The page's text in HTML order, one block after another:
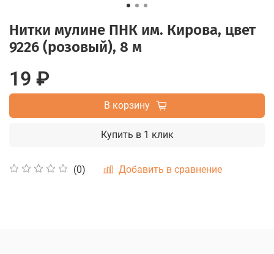
Нитки мулине ПНК им. Кирова, цвет
9226 (розовый), 8 м
(0) Добавить в сравнение
19 ₽
В корзину
Купить в 1 клик